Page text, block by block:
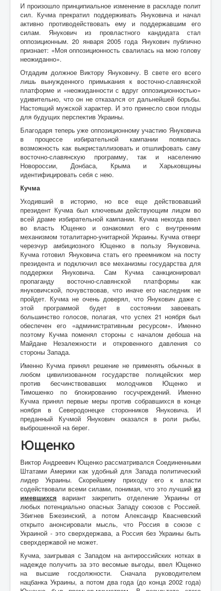
И произошло принципиальное изменение в раскладе полит
сил. Кучма прекратил поддерживать Януковича и начал
активно противодействовать ему и поддержавшим его
силам. Янукович из провластного кандидата стал
оппозиционным. 20 января 2005 года Янукович публично
признает: «Моя оппозиционность свалилась на мою голову
неожиданно».
Отдадим должное Виктору Януковичу. В свете его всего
лишь вынужденного примыкания к восточно-славянской
платформе и «неожиданности с вдруг оппозиционностью»
удивительно, что он не отказался от дальнейшей борьбы.
Настоящий мужской характер. И это принесло свои плоды
для будущих перспектив Украины.
Благодаря теперь уже оппозиционному участию Януковича
в процессе избирательной кампании появилась
возможность как выкристаллизовать и отшлифовать саму
восточно-славянскую программу, так и населению
Новороссии, Донбаса, Крыма и Харьковщины
идентифицировать себя с нею.
Кучма
Уходивший в историю, но все еще действовавший
президент Кучма был ключевым действующим лицом во
всей драме избирательной кампании. Кучма некогда ввел
во власть Ющенко и ознакомил его с внутренним
механизмом тоталитарно-унитарной Украины. Кучма отверг
черезчур амбициозного Ющенко в пользу Януковича.
Кучма готовил Януковича стать его преемником на посту
президента и подключил все механизмы государства для
поддержки Януковича. Сам Кучма санкционировал
пропаганду восточно-славянской платформы как
януковичской, почувствовав, что иначе его наследник не
пройдет. Кучма не очень доверял, что Янукович даже с
этой программой будет в состоянии завоевать
большинство голосов, полагая, что успех 21 ноября был
обеспечен его «административным ресурсом». Именно
поэтому Кучма поменял стороны с началом дебоша на
Майдане Незалежности и откровенного давления со
стороны Запада.
Именно Кучма принял решение не применять обычных в
любом цивилизованном государстве полицейских мер
против бесчинствовавших молодчиков Ющенко и
Тимошенко по блокированию госучреждений. Именно
Кучма принял первые меры против собравшихся в конце
ноября в Северодонецке сторонников Януковича. И
преданный Кучмой Янукович оказался в роли рыбы,
выброшенной на берег.
Ющенко
Виктор Андреевич Ющенко рассматривался Соединенными
Штатами Америки как удобный для Запада политический
лидер Украины. Скорейшему приходу его к власти
содействовали всеми силами, понимая, что это лучший из
имевшихся вариант закрепить отделение Украины от
любых потенциально опасных Западу союзов с Россией.
Збигнев Бжезинский, а потом Александр Квасневский
открыто анонсировали мысль, что Россия в союзе с
Украиной - это сверхдержава, а Россия без Украины быть
сверхдержавой не может.
Кучма, заигрывая с Западом на антироссийских нотках в
надежде получить за это весомые выгоды, ввел Ющенко
на высшие госдолжности. Сначала руководителем
нацбанка Украины, а потом два года (до конца 2002 года)